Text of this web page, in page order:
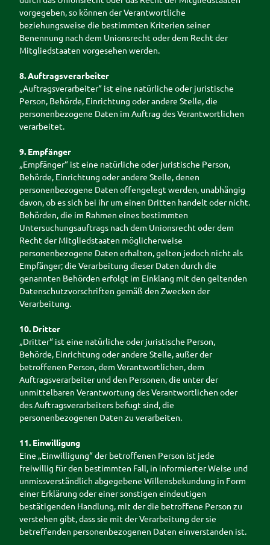
vorgegeben, so können der Verantwortliche
beziehungsweise die bestimmten Kriterien seiner
Benennung nach dem Unionsrecht oder dem Recht der
Mitgliedstaaten vorgesehen werden.
8. Auftragsverarbeiter
„Auftragsverarbeiter“ ist eine natürliche oder juristische
Person, Behörde, Einrichtung oder andere Stelle, die
personenbezogene Daten im Auftrag des Verantwortlichen
verarbeitet.
9. Empfänger
„Empfänger“ ist eine natürliche oder juristische Person,
Behörde, Einrichtung oder andere Stelle, denen
personenbezogene Daten offengelegt werden, unabhängig
davon, ob es sich bei ihr um einen Dritten handelt oder nicht.
Behörden, die im Rahmen eines bestimmten
Untersuchungsauftrags nach dem Unionsrecht oder dem
Recht der Mitgliedstaaten möglicherweise
personenbezogene Daten erhalten, gelten jedoch nicht als
Empfänger; die Verarbeitung dieser Daten durch die
genannten Behörden erfolgt im Einklang mit den geltenden
Datenschutzvorschriften gemäß den Zwecken der
Verarbeitung.
10. Dritter
„Dritter“ ist eine natürliche oder juristische Person,
Behörde, Einrichtung oder andere Stelle, außer der
betroffenen Person, dem Verantwortlichen, dem
Auftragsverarbeiter und den Personen, die unter der
unmittelbaren Verantwortung des Verantwortlichen oder
des Auftragsverarbeiters befugt sind, die
personenbezogenen Daten zu verarbeiten.
11. Einwilligung
Eine „Einwilligung“ der betroffenen Person ist jede
freiwillig für den bestimmten Fall, in informierter Weise und
unmissverständlich abgegebene Willensbekundung in Form
einer Erklärung oder einer sonstigen eindeutigen
bestätigenden Handlung, mit der die betroffene Person zu
verstehen gibt, dass sie mit der Verarbeitung der sie
betreffenden personenbezogenen Daten einverstanden ist.